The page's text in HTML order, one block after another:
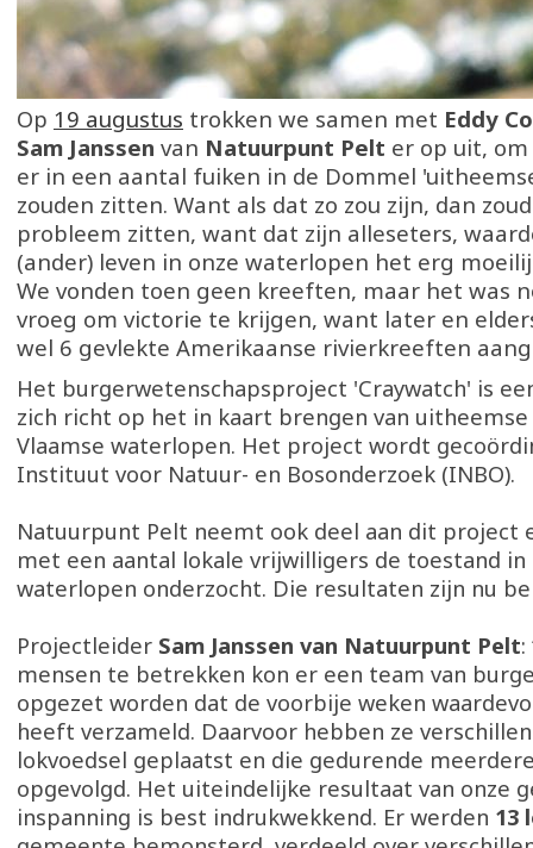
Op 19 augustus trokken we samen met Eddy
Sam Janssen van Natuurpunt Pelt er op uit,
er in een aantal fuiken in de Dommel
zouden zitten. Want als dat zo zou zijn, dan
probleem zitten, want dat zijn alleseters,
(ander) leven in onze waterlopen het erg
We vonden toen geen kreeften, maar het was
vroeg om victorie te krijgen, want later en
wel 6 gevlekte Amerikaanse rivierkreeften
Het burgerwetenschapsproject 'Craywatch' is
zich richt op het in kaart brengen van
Vlaamse waterlopen. Het project wordt
Instituut voor Natuur- en Bosonderzoek (INBO).
Natuurpunt Pelt neemt ook deel aan dit project
met een aantal lokale vrijwilligers de toestand in
waterlopen onderzocht. Die resultaten zijn nu
Projectleider Sam Janssen van Natuurpunt Pelt
mensen te betrekken kon er een team van
opgezet worden dat de voorbije weken
heeft verzameld. Daarvoor hebben ze
lokvoedsel geplaatst en die gedurende
opgevolgd. Het uiteindelijke resultaat van onze
inspanning is best indrukwekkend. Er werden 13